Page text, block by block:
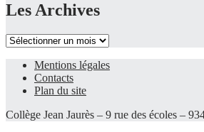
Les Archives
Les
Mentions légales
Contacts
Plan du site
Collège Jean Jaurès – 9 rue des écoles –